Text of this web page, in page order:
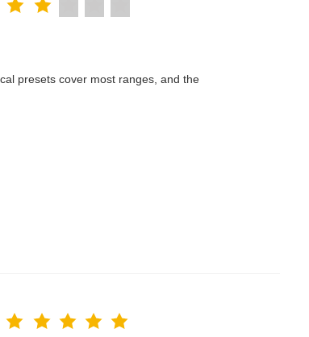
presets cover most ranges, and the